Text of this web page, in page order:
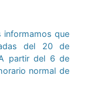
informamos que
del 20 de
partir del 6 de
normal de